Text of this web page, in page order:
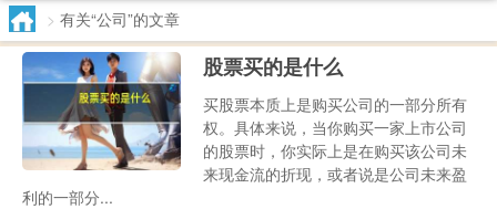
> 有关“公司”的文章
股票买的是什么
买股票本质上是购买公司的一部分所有
权。具体来说，当你购买一家上市公司
的股票时，你实际上是在购买该公司未
来现金流的折现，或者说是公司未来盈
利的一部分...